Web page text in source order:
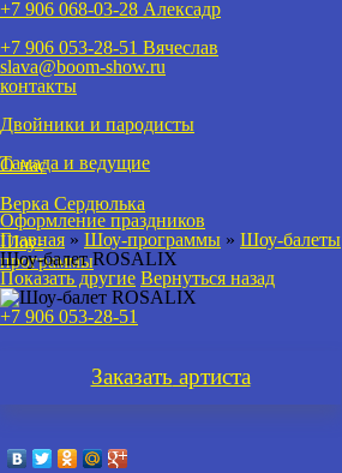
+7 906 068-03-28 Алексадр
+7 906 053-28-51 Вячеслав
slava@boom-show.ru
контакты
О нас
Двойники и пародисты
Верка Сердюлька
Тамада и ведущие
Шоу-
программы
Оформление праздников
Главная » Шоу-программы » Шоу-балеты
Шоу-балет ROSALIX
Показать другие Вернуться назад
+7 906 053-28-51
Заказать артиста